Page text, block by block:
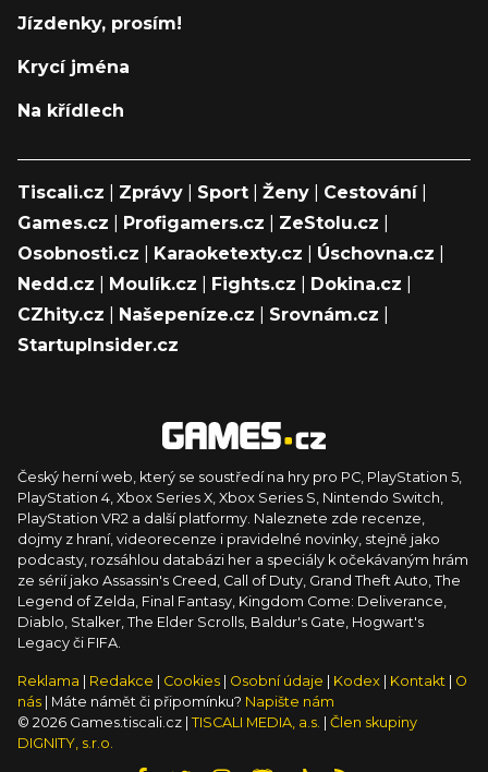
Jízdenky, prosím!
Krycí jména
Na křídlech
Tiscali.cz Zprávy Sport Ženy Cestování|
Games.cz
Profigamers.cz ZeStolu.cz
Osobnosti.cz
Karaoketexty.cz Úschovna.cz
Nedd.cz
Moulík.cz Fights.cz Dokina.cz
CZhity.cz
Našepeníze.cz Srovnám.cz
StartupInsider.cz
Český herní web, který se soustředí na hry pro PC, PlayStation 5,
PlayStation 4, Xbox Series X, Xbox Series S, Nintendo Switch,
PlayStation VR2 a další platformy. Naleznete zde recenze,
dojmy z hraní, videorecenze i pravidelné novinky, stejně jako
podcasty, rozsáhlou databázi her a speciály k očekávaným hrám
ze sérií jako Assassin's Creed, Call of Duty, Grand Theft Auto, The
Legend of Zelda, Final Fantasy, Kingdom Come: Deliverance,
Diablo, Stalker, The Elder Scrolls, Baldur's Gate, Hogwart's
Legacy či FIFA.
Reklama Redakce Cookies Osobní údaje Kodex Kontakt
O
nás
| Máte námět či připomínku? Napište nám
© 2026 Games.tiscali.cz | TISCALI MEDIA, a.s.
Člen skupiny
DIGNITY, s.r.o.